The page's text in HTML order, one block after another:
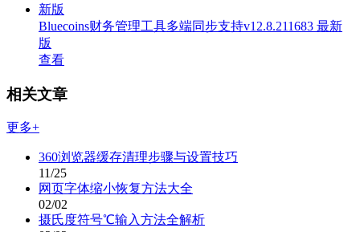
Bluecoins财务管理工具多端同步支持v12.8.211683 最新
版
查看
相关文章
更多+
360浏览器缓存清理步骤与设置技巧
11/25
网页字体缩小恢复方法大全
02/02
摄氏度符号℃输入方法全解析